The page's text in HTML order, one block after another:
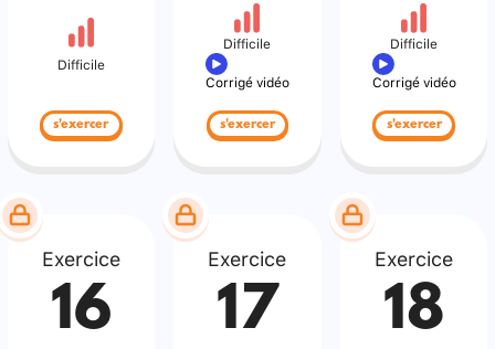
Difficile
s'exercer
Difficile
Corrigé vidéo
s'exercer
Difficile
Corrigé vidéo
s'exercer
Exercice
16
Exercice
17
Exercice
18